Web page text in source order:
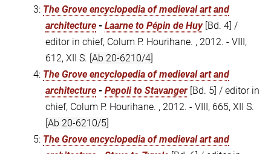
3: The Grove encyclopedia of medieval art and
architecture - Laarne to Pépin de Huy[Bd. 4] /
editor in chief, Colum P. Hourihane. , 2012. - VIII,
612, XII S. [Ab 20-6210/4]
4: The Grove encyclopedia of medieval art and
architecture - Pepoli to Stavanger [Bd. 5] / editor in
chief, Colum P. Hourihane. , 2012. - VIII, 665, XII S.
[Ab 20-6210/5]
5: The Grove encyclopedia of medieval art and